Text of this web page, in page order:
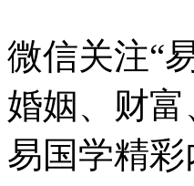
微信关注“
婚姻、财
易国学精